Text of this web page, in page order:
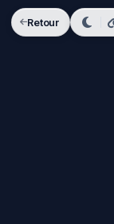
Retour